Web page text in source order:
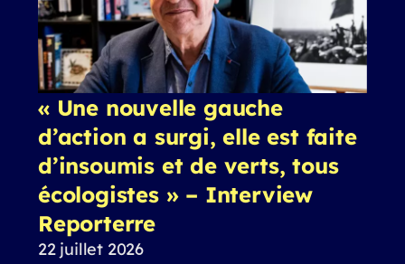
« Une nouvelle gauche
d’action a surgi, elle est faite
d’insoumis et de verts, tous
écologistes » – Interview
Reporterre
22 juillet 2026